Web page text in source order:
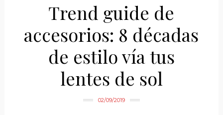
Trend guide de
accesorios: 8 décadas
de estilo vía tus
lentes de sol
02/09/2019